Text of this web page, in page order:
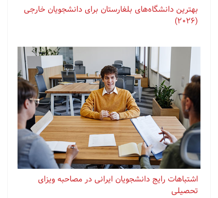
بهترین دانشگاه‌های بلغارستان برای دانشجویان خارجی
(2026)
اشتباهات رایج دانشجویان ایرانی در مصاحبه ویزای
تحصیلی